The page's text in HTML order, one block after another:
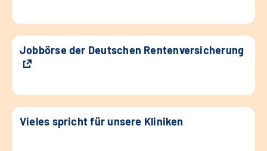
Jobbörse der Deutschen Rentenversicherung
Vieles spricht für unsere Kliniken